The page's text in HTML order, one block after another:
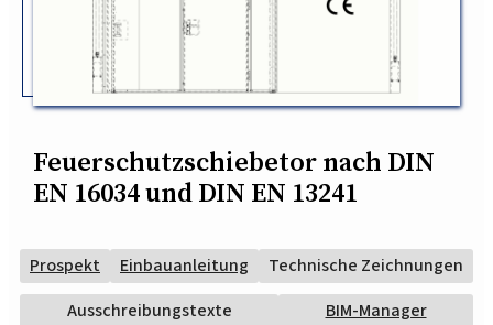
Feuerschutzschiebetor nach DIN
EN 16034 und DIN EN 13241
Prospekt Einbauanleitung
Technische Zeichnungen
Ausschreibungstexte
BIM-Manager